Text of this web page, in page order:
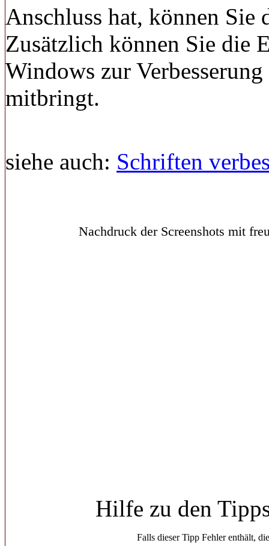
Anschluss hat, können Sie
Zusätzlich können Sie die
Windows zur
mitbringt.
siehe auch: Schriften
Nachdruck der Screenshots mit
Hilfe zu den
Falls dieser Tipp Fehler enthält,